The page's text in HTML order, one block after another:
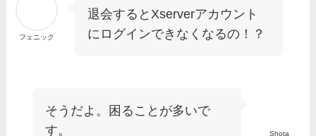
フェニック
退会するとXserverアカウント
にログインできなくなるの！？
Shota
そうだよ。困ることが多いで
す。